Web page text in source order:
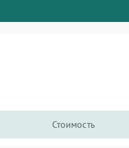
Стоимость